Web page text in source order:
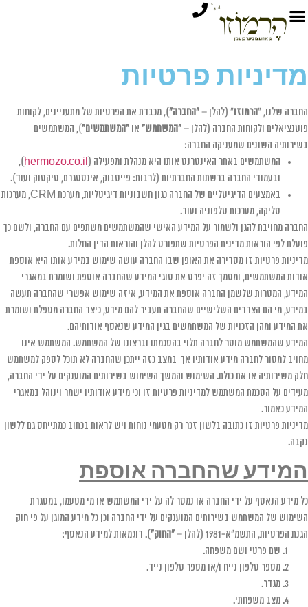
מדיניות פרטיות
החברה שלנו, "הרמוזו " (להלן –"החברה"), מכבדת את הפרטיות של מתעניינים, לקוחות
פוטנציאלים ולקוחות החברה (להלן –"המשתמש" או "המשתמשים"), המשתמשים
בשירותיה השונים שמעניקה החברה:
המשתמשים באתר האינטרנט אותו היא מנהלת ומפעילה ( hermozo.co.il
),
ובעמודי החברה ברשתות החברתיות (לרבות: פייסבוק, אינסטגרם, טיקטוק ועוד).
באמצעים הדיגיטליים של החברה כגון חשבוניות דיגיטליות, מערכת CRM, מערכות
סליקה, מערכות טלפוניה ועוד.
החברה מחויבת להגן ולשמור על המידע האישי שהמשתמשים משתפים עם החברה, ולשם כך
פועלת לפי הוראות מדינית הפרטיות שתפורט להלן והוראות הדין החלות.
מדיניות פרטיות זו מסדירה את האופן שבו החברה עושה שימוש במידע אותו היא אוספת
אודות המשתמשים, ומסמך זה יפרט את סוגי המידע שהחברה אוספת ושומרת במאגרי
המידע, המטרות שלשמן החברה אוספת את המידע, איזה שימוש אפשרי שהחברה תעשה
במידע, מי הם הצדדים השלישיים שהחברה תעביר להם מידע, כיצד החברה מטפלת ושומרת
את המידע ומהן הזכויות של המשתמשים בגין המידע שנאסף אודותיהם.
המידע שהמשתמש מוסר לחברה תלוי בהסכמתו וברצונו של המשתמש. המשתמש אינו
מחויב למסור לחברה מידע אודותיו אך במצב כזה ייתכן שהחברה לא תוכל לספק למשתמש
חלק משירותיה או את כולם. השימוש והמשך השימוש בשירותים המוענקים על ידי החברה,
מעידים על הסכמת המשתמש למדיניות פרטיות זו וכי מידע אודותיו ישמר וינוהל במאגרי
המידע כאמור.
מדיניות פרטיות זו כתובה בלשון זכר רק מטעמי נוחות ויש לראות בכתוב כמתייחס גם ללשון
נקבה.
המידע שהחברה אוספת
כל מידע הנאסף על ידי החברה או נמסר לה על ידי המשתמש או מי מטעמו, במסגרת
השימוש של המשתמש בשירותים המוענקים על ידי החברה וכן כל מידע המוגן על פי חוק
הגנת הפרטיות, התשמ"א-1981 (להלן –
"החוק"). דוגמאות למידע הנאסף:
שם פרטי ושם משפחה.
מספר טלפון נייח ו/או מספר טלפון נייד.
מגדר.
מצב משפחתי.